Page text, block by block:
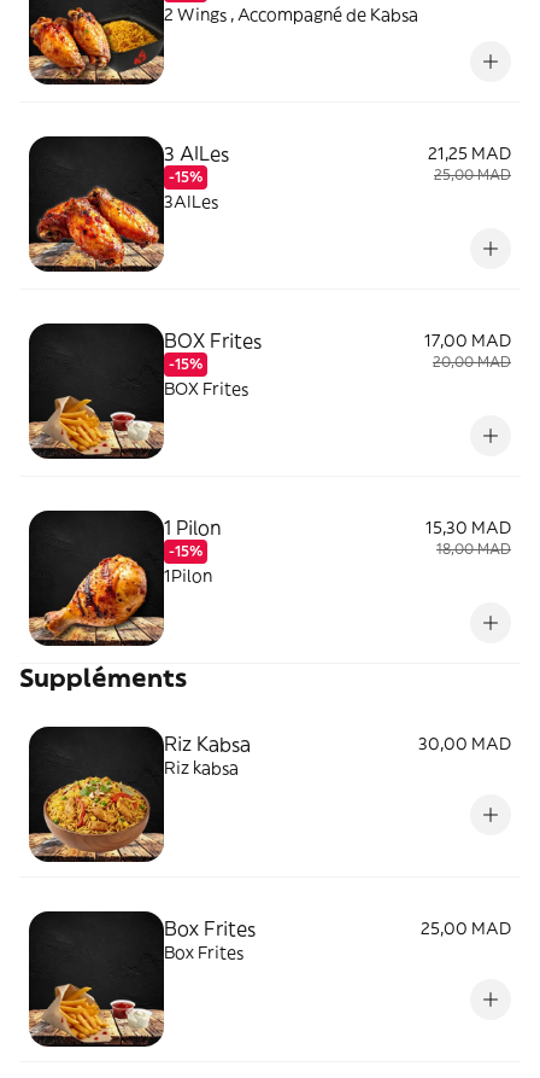
2 Wings , Accompagné de Kabsa
3 AILes
-15%
21,25 MAD
25,00 MAD
3AILes
BOX Frites
-15%
17,00 MAD
20,00 MAD
BOX Frites
1 Pilon
-15%
15,30 MAD
18,00 MAD
1Pilon
Suppléments
Riz Kabsa
30,00 MAD
Riz kabsa
Box Frites
25,00 MAD
Box Frites